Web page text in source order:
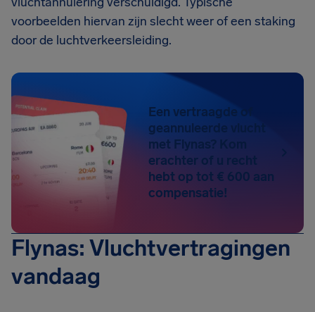
voorbeelden hiervan zijn slecht weer of een staking
door de luchtverkeersleiding.
Een vertraagde of
geannuleerde vlucht
met Flynas? Kom
erachter of u recht
hebt op tot € 600 aan
compensatie!
Flynas: Vluchtvertragingen
vandaag